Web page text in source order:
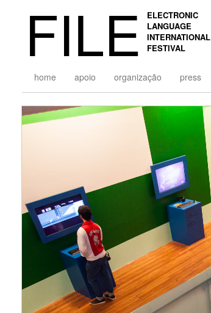
FILE
ELECTRONIC
LANGUAGE
INTERNATIONAL
FESTIVAL
home apoio organização press